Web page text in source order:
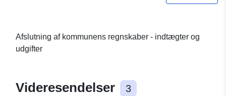
Afslutning af kommunens regnskaber - indtægter og
udgifter
Videresendelser 3